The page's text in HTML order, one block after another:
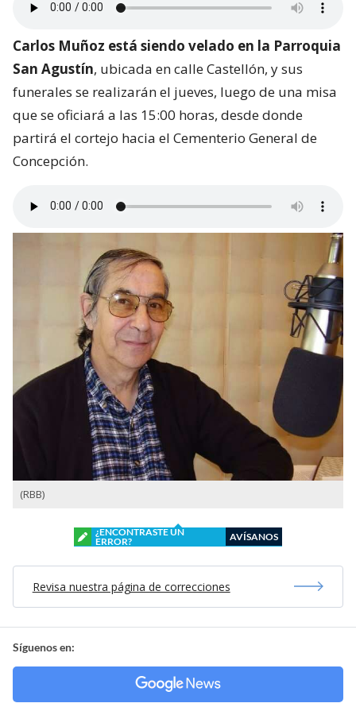
Carlos Muñoz está siendo velado en la Parroquia
San Agustín, ubicada en calle Castellón, y sus
funerales se realizarán el jueves, luego de una misa
que se oficiará a las 15:00 horas, desde donde
partirá el cortejo hacia el Cementerio General de
Concepción.
(RBB)
¿ENCONTRASTE UN
ERROR?
AVÍSANOS
Revisa nuestra página de correcciones
Síguenos en: